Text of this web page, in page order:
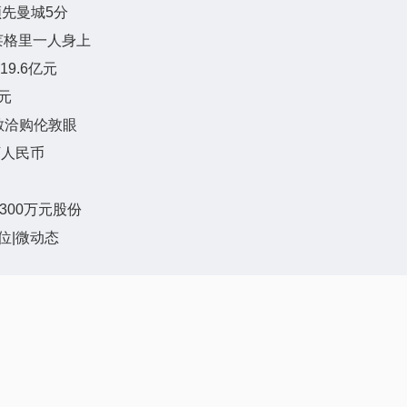
曼城5分
里一人身上
亿元
购伦敦眼
民币
万元股份
|微动态